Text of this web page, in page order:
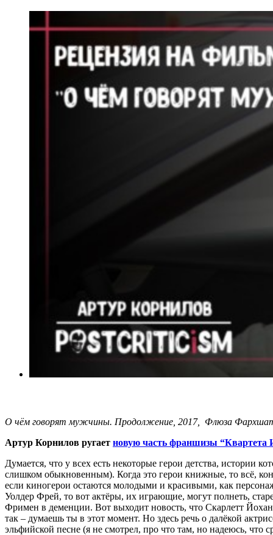
О чём говорят мужчины. Продолжение, 2017, Флюза
Артур Корнилов ругает новую часть франшизы “Квартета
Думается, что у всех есть некоторые герои детства, истории
слишком обыкновенным). Когда это герои книжные, то всё,
если киногерои остаются молодыми и красивыми, как
Уолдер Фрей, то вот актёры, их играющие, могут полнеть,
Фримен в деменции. Вот выходит новость, что Скарлетт
так – думаешь ты в этот момент. Но здесь речь о далёкой
эльфийской песне (я не смотрел, про что там, но надеюсь, что